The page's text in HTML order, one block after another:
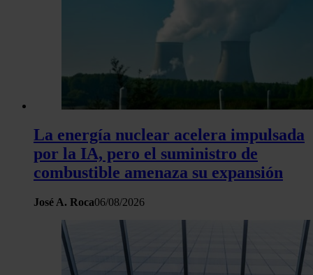
La energía nuclear acelera impulsada
por la IA, pero el suministro de
combustible amenaza su expansión
José A. Roca06/08/2026